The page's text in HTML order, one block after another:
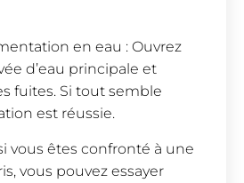
en eau : Ouvrez
d’eau principale et
fuites. Si tout semble
est réussie.
vous êtes confronté à une
vous pouvez essayer